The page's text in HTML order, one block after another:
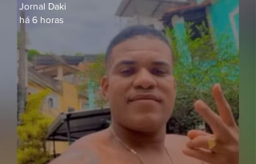
Jornal Daki
há 6 horas